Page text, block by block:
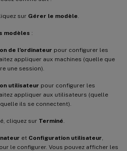
sur Gérer le modèle
modèles :
de l’ordinateur pour configurer les
appliquer aux machines (quelle que
une session).
utilisateur pour configurer les
appliquer aux utilisateurs (quelle
ils se connectent).
cliquez sur Terminé
et Configuration utilisateur
le configurer. Vous pouvez afficher les